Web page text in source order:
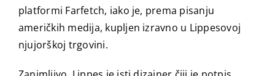
platformi Farfetch, iako je, prema pisanju
američkih medija, kupljen izravno u Lippesovoj
njujorškoj trgovini.